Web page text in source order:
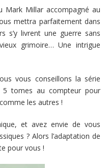
Mark Millar accompagné au
mettra parfaitement dans
s’y livrent une guerre sans
grimoire… Une intrigue
vous conseillons la série
5 tomes au compteur pour
les autres !
et avez envie de vous
? Alors l’adaptation de
pour vous !